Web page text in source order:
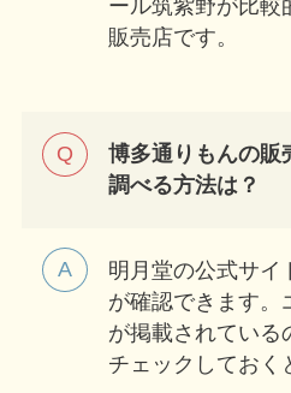
ール筑紫野が比較
販売店です。
博多通りもんの販
調べる方法は？
明月堂の公式サイ
が確認できます。
が掲載されている
チェックしておく